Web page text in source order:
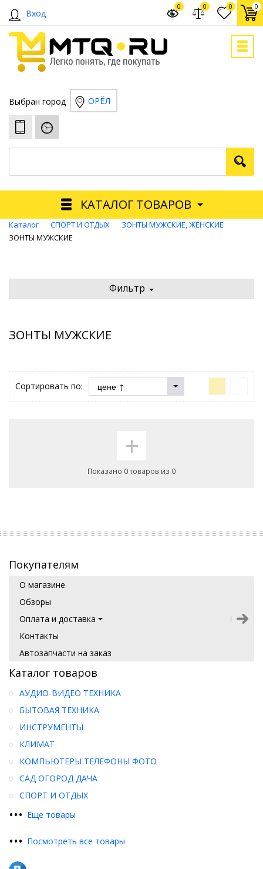
Вход
0 0
0 0
Выбран город ОРЁЛ
КАТАЛОГ ТОВАРОВ
Каталог СПОРТ И ОТДЫХ
ЗОНТЫ МУЖСКИЕ, ЖЕНСКИЕ
ЗОНТЫ МУЖСКИЕ
Фильтр
ЗОНТЫ МУЖСКИЕ
Сортировать по:
+
Показано 0 товаров из 0
Покупателям
О магазине
Обзоры
Оплата и доставка
Контакты
Автозапчасти на заказ
Каталог товаров
••• Еще товары
АУДИО-ВИДЕО ТЕХНИКА
БЫТОВАЯ ТЕХНИКА
ИНСТРУМЕНТЫ
КЛИМАТ
КОМПЬЮТЕРЫ ТЕЛЕФОНЫ ФОТО
САД ОГОРОД ДАЧА
СПОРТ И ОТДЫХ
••• Посмотреть все товары